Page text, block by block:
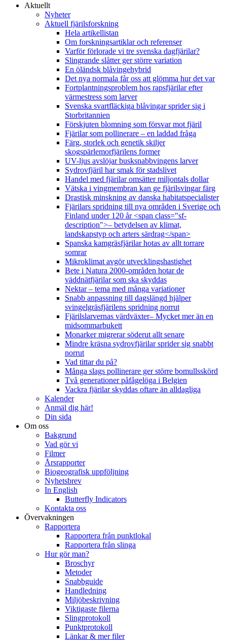
Aktuellt
Nyheter
Aktuell fjärilsforskning
Hela artikellistan
Om forskningsartiklar och referenser
Varför förlorade vi tre svenska dagfjärilar?
Slingrande slåtter ger större variation
En öländsk blåvingehybrid
Det nya normala får oss att glömma hur det var
Fortplantningsproblem hos rapsfjärilar efter
värmestress som larver
Svenska svartfläckiga blåvingar sprider sig i
Storbritannien
Förskjuten blomning som försvar mot fjäril
Fjärilar som pollinerare – en laddad fråga
Färg, storlek och genetik skiljer
skogspärlemorfjärilens former
UV-ljus avslöjar busksnabbvingens larver
Sydrovfjäril har smak för stadslivet
Handel med fjärilar omsätter miljontals dollar
Vätska i vingmembran kan ge fjärilsvingar färg
Drastisk minskning av danska habitatspecialister
Fjärilars spridning till nya områden i Sverige och
Finland under 120 år <span class="sf-
description">– betydelsen av klimat,
landskapstyp och arters särdrag</span>
Spanska kamgräsfjärilar hotas av allt torrare
somrar
Mikroklimat avgör utvecklingshastighet
Bete i Natura 2000-områden hotar de
väddnätfjärilar som ska skyddas
Nektar – tema med många variationer
Snabb anpassning till dagslängd hjälper
svingelgräsfjärilens spridning norrut
Fjärilslarvernas värdväxter– Mycket mer än en
midsommarbukett
Monarker migrerar söderut allt senare
Mindre kräsna sydrovfjärilar sprider sig snabbt
norrut
Vad tittar du på?
Många slags pollinerare ger större bomullsskörd
Två generationer påfågelöga i Belgien
Vackra fjärilar skyddas oftare än alldagliga
Kalender
Anmäl dig här!
Din sida
Om oss
Bakgrund
Vad gör vi
Filmer
Årsrapporter
Biogeografisk uppföljning
Nyhetsbrev
In English
Butterfly Indicators
Kontakta oss
Övervakningen
Rapportera
Rapportera från punktlokal
Rapportera från slinga
Hur gör man?
Broschyr
Metoder
Snabbguide
Handledning
Miljöbeskrivning
Viktigaste filerna
Slingprotokoll
Punktprotokoll
Länkar & mer filer